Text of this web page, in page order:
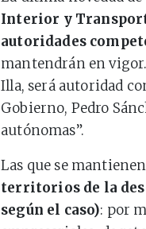
Interior y
autoridades
mantendrán en
Illa, será autoridad
Gobierno, Pedro
autónomas”.
Las que se mantienen
territorios de la
según el caso): por